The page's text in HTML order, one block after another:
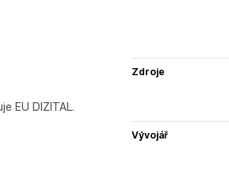
EU DIZITAL.
Zdroje
Vývojář